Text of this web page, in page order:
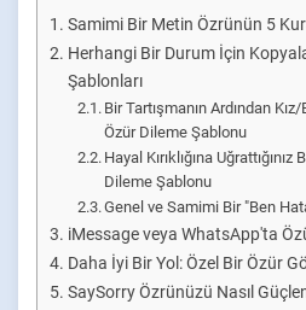
Samimi Bir Metin Özrünün 5
Herhangi Bir Durum İçin
Şablonları
Bir Tartışmanın Ardından
Özür Dileme Şablonu
Hayal Kırıklığına
Dileme Şablonu
Genel ve Samimi Bir "Ben
iMessage veya WhatsApp'ta
Daha İyi Bir Yol: Özel Bir Özür
SaySorry Özrünüzü Nasıl